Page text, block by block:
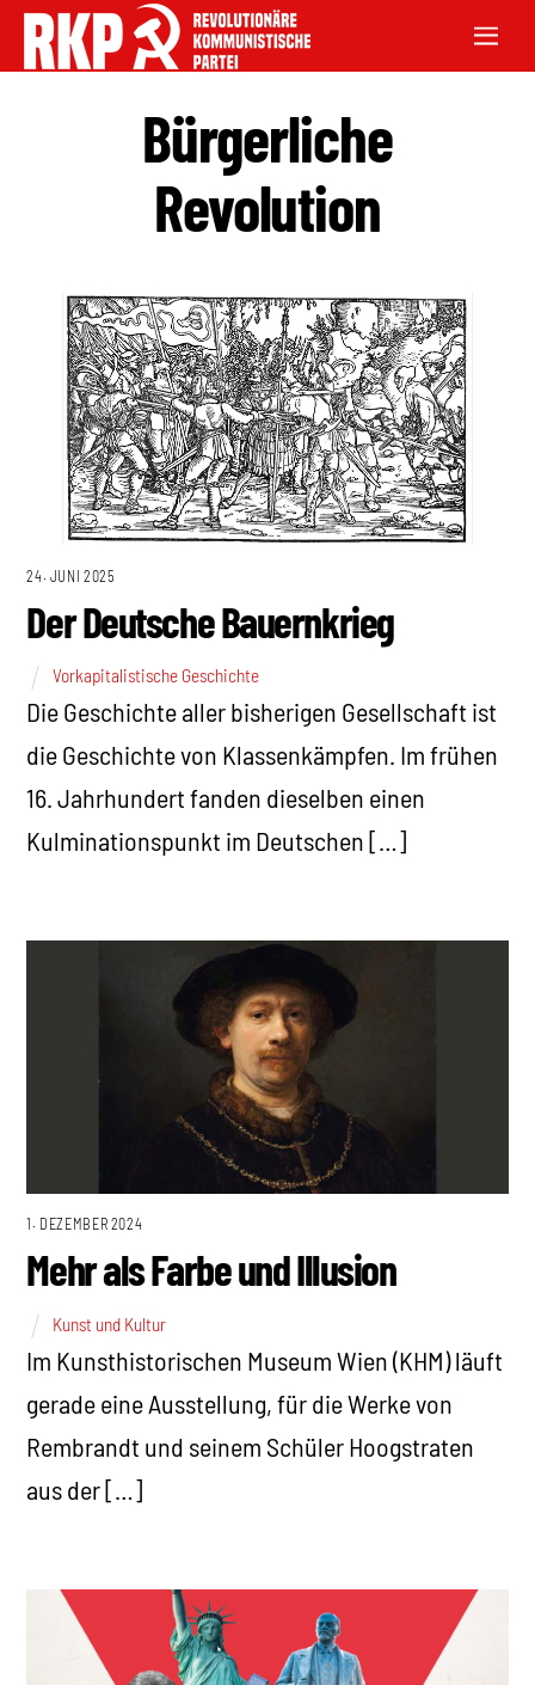
Bürgerliche
Revolution
24. JUNI 2025
Der Deutsche Bauernkrieg
Vorkapitalistische Geschichte
Die Geschichte aller bisherigen Gesellschaft ist
die Geschichte von Klassenkämpfen. Im frühen
16. Jahrhundert fanden dieselben einen
Kulminationspunkt im Deutschen […]
1. DEZEMBER 2024
Mehr als Farbe und Illusion
Kunst und Kultur
Im Kunsthistorischen Museum Wien (KHM) läuft
gerade eine Ausstellung, für die Werke von
Rembrandt und seinem Schüler Hoogstraten
aus der […]